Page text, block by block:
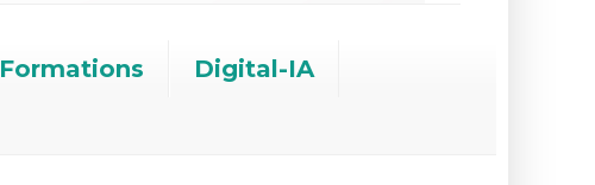
Formations
Digital-IA